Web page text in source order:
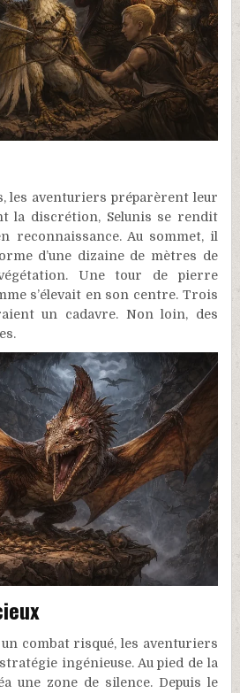
les aventuriers préparèrent leur
la discrétion, Selunis se rendit
reconnaissance. Au sommet, il
d’une dizaine de mètres de
Une tour de pierre
s’élevait en son centre. Trois
un cadavre. Non loin, des
un combat risqué, les aventuriers
ingénieuse. Au pied de la
une zone de silence. Depuis le